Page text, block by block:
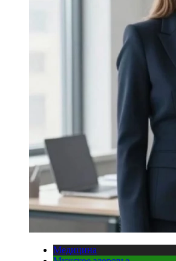
Медицина